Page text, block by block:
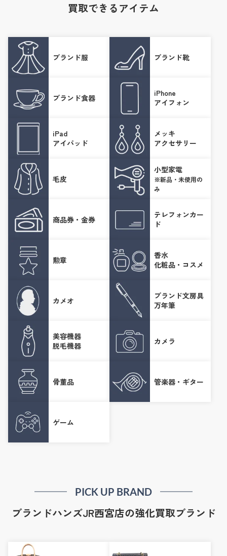
買取できるアイテム
ブランド服 ブランド靴
ブランド食器
iPhone
アイフォン
iPad
アイパッド
メッキ
アクセサリー
毛皮
小型家電
※新品・未使用の
み
商品券・金券
テレフォンカー
ド
勲章
香水
化粧品・コスメ
カメオ
ブランド文房具
万年筆
美容機器
脱毛機器
カメラ
骨董品 管楽器・ギター
ゲーム
PICK UP BRAND
ブランドハンズJR西宮店の強化買取ブランド